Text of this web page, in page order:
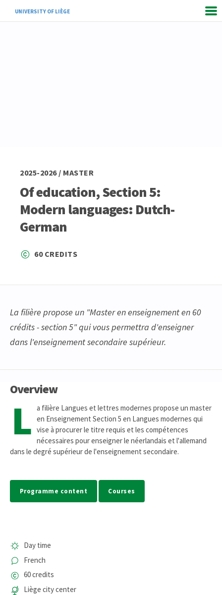
UNIVERSITY OF LIÈGE
2025-2026 / MASTER
Of education, Section 5:
Modern languages: Dutch-
German
60 CREDITS
La filière propose un "Master en enseignement en 60
crédits - section 5" qui vous permettra d'enseigner
dans l'enseignement secondaire supérieur.
Overview
L a filière Langues et lettres modernes propose un master
en Enseignement Section 5 en Langues modernes qui
vise à procurer le titre requis et les compétences
nécessaires pour enseigner le néerlandais et l'allemand
dans le degré supérieur de l'enseignement secondaire.
Programme content Courses
Day time
French
60 credits
Liège city center